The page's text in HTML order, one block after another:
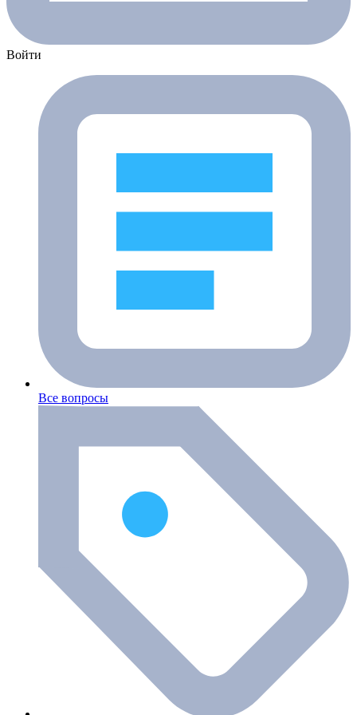
Войти
Все вопросы